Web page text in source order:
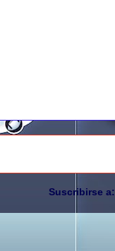
Suscribirse a: